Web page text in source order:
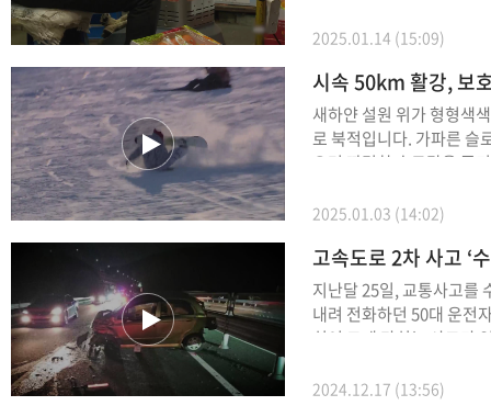
추운 줄은 몰랐어요. 정말
각별한 주의가 필요합니다.
2025.01.14 (15:09)
시속 50km 활강, 보
새하얀 설원 위가 형형색
로 북적입니다. 가파른 슬로프를 미끄러져 내려
오며 짜릿한 속도감을 즐기는데요.
황도 심심치 않게 발생합
2025.01.03 (14:02)
고속도로 2차 사고 ‘
지난달 25일, 교통사고를
내려 전화하던 50대 운전
치여 크게 다치는 사고가 있었습
하다 달리던 고속버스에
2024.12.17 (13:56)